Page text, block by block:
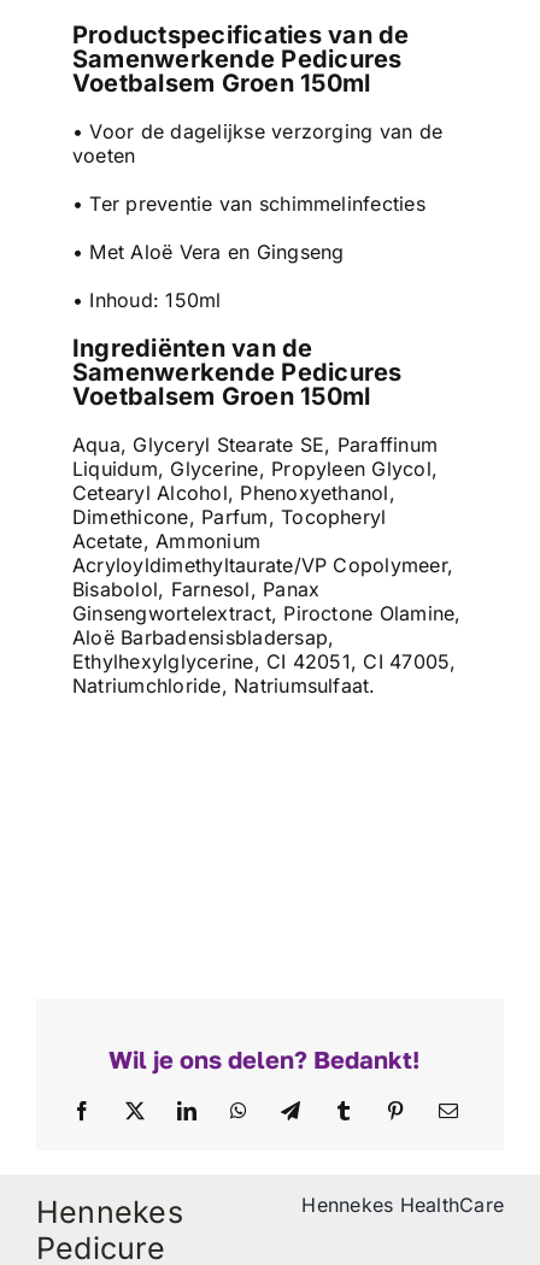
Productspecificaties van de
Samenwerkende Pedicures
Voetbalsem Groen 150ml
• Voor de dagelijkse verzorging van de
voeten
• Ter preventie van schimmelinfecties
• Met Aloë Vera en Gingseng
• Inhoud: 150ml
Ingrediënten van de
Samenwerkende Pedicures
Voetbalsem Groen 150ml
Aqua, Glyceryl Stearate SE, Paraffinum
Liquidum, Glycerine, Propyleen Glycol,
Cetearyl Alcohol, Phenoxyethanol,
Dimethicone, Parfum, Tocopheryl
Acetate, Ammonium
Acryloyldimethyltaurate/VP Copolymeer,
Bisabolol, Farnesol, Panax
Ginsengwortelextract, Piroctone Olamine,
Aloë Barbadensisbladersap,
Ethylhexylglycerine, CI 42051, CI 47005,
Natriumchloride, Natriumsulfaat.
Wil je ons delen? Bedankt!
Hennekes
Pedicure
Hennekes HealthCare